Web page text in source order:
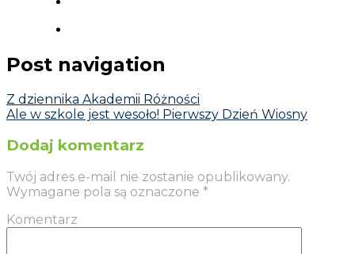
Post navigation
Z dziennika Akademii Różności
Ale w szkole jest wesoło! Pierwszy Dzień Wiosny
Dodaj komentarz
Twój adres e-mail nie zostanie opublikowany.
Wymagane pola są oznaczone *
Komentarz